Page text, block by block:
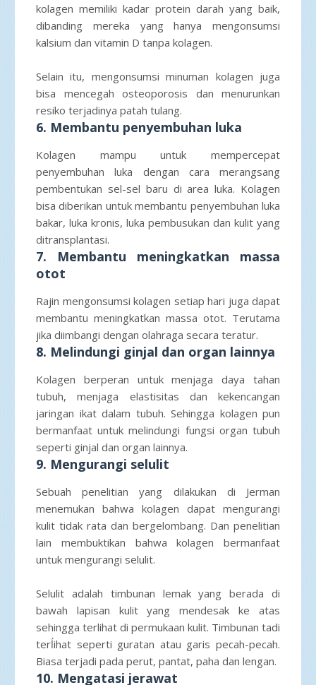
kolagen memiliki kadar protein darah yang baik,
dibanding mereka yang hanya mengonsumsi
kalsium dan vitamin D tanpa kolagen.
Selain itu, mengonsumsi minuman kolagen juga
bisa mencegah osteoporosis dan menurunkan
resiko terjadinya patah tulang.
6. Membantu penyembuhan luka
Kolagen mampu untuk mempercepat
penyembuhan luka dengan cara merangsang
pembentukan sel-sel baru di area luka. Kolagen
bisa diberikan untuk membantu penyembuhan luka
bakar, luka kronis, luka pembusukan dan kulit yang
ditransplantasi.
7. Membantu meningkatkan massa
otot
Rajin mengonsumsi kolagen setiap hari juga dapat
membantu meningkatkan massa otot. Terutama
jika diimbangi dengan olahraga secara teratur.
8. Melindungi ginjal dan organ lainnya
Kolagen berperan untuk menjaga daya tahan
tubuh, menjaga elastisitas dan kekencangan
jaringan ikat dalam tubuh. Sehingga kolagen pun
bermanfaat untuk melindungi fungsi organ tubuh
seperti ginjal dan organ lainnya.
9. Mengurangi selulit
Sebuah penelitian yang dilakukan di Jerman
menemukan bahwa kolagen dapat mengurangi
kulit tidak rata dan bergelombang. Dan penelitian
lain membuktikan bahwa kolagen bermanfaat
untuk mengurangi selulit.
Selulit adalah timbunan lemak yang berada di
bawah lapisan kulit yang mendesak ke atas
sehingga terlihat di permukaan kulit. Timbunan tadi
terĺihat seperti guratan atau garis pecah-pecah.
Biasa terjadi pada perut, pantat, paha dan lengan.
10. Mengatasi jerawat